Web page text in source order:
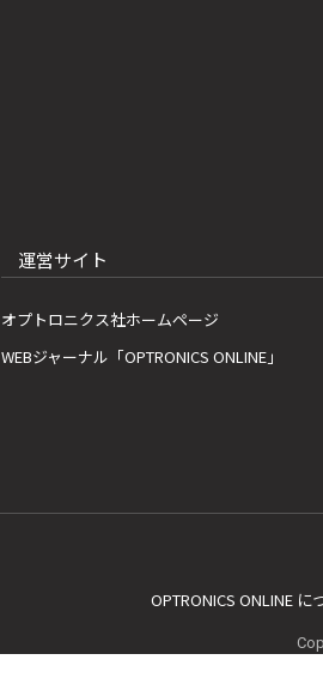
運営サイト
オプトロニクス社ホームページ
WEBジャーナル「OPTRONICS ONLINE」
OPTRONICS ONLINE に